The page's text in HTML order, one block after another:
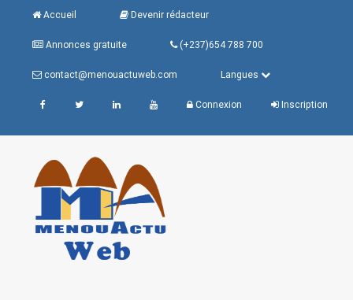
Accueil Devenir rédacteur
Annonces gratuite (+237)654 788 700
contact@menouactuweb.com Langues
Connexion Inscription